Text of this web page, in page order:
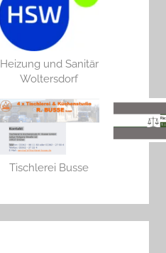
Heizung und Sanitär
Woltersdorf
Tischlerei Busse